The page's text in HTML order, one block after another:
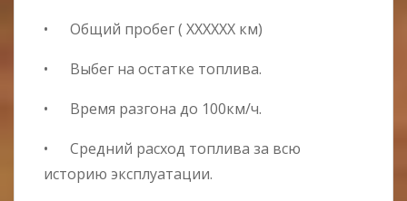
• Общий пробег ( ХХХХХХ км)
• Выбег на остатке топлива.
• Время разгона до 100км/ч.
• Средний расход топлива за всю
историю эксплуатации.